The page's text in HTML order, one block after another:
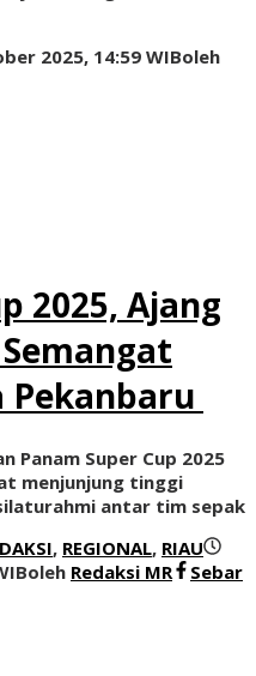
2025, 14:59 WIBoleh
2025, Ajang
Pekanbaru
Panam Super Cup 2025
menjunjung tinggi
antar tim sepak
, REGIONAL, RIAU
oleh Redaksi MR
Sebar